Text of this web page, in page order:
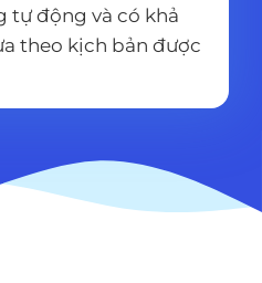
tự động và có khả
theo kịch bản được